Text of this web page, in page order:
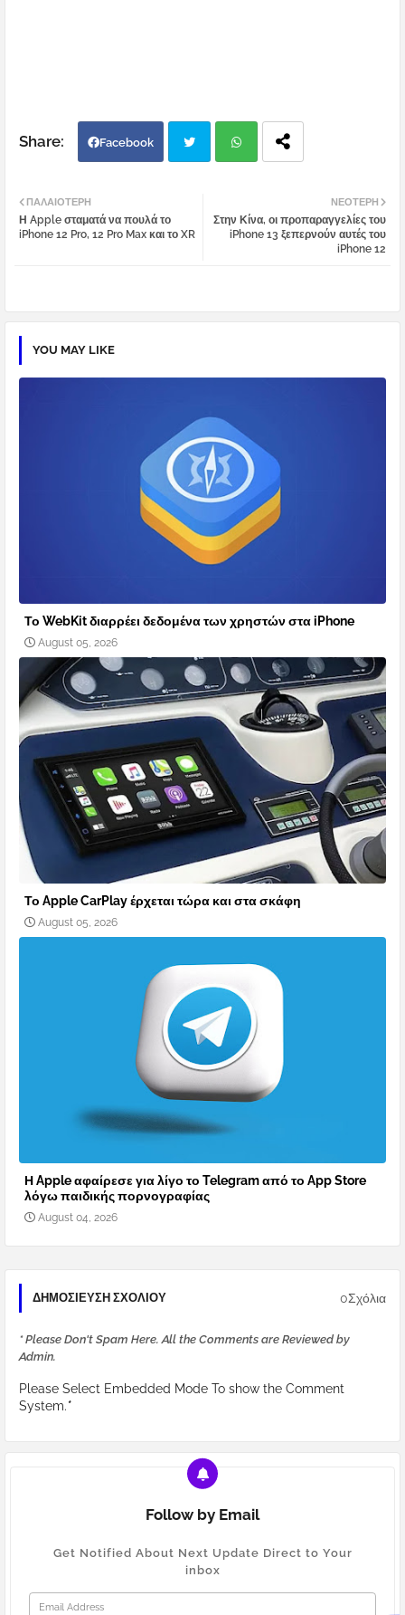
Facebook
atsa
ΝΕΌΤΕΡΗ
Στην Κίνα, οι προπαραγγελίες του
iPhone 13 ξεπερνούν αυτές του
iPhone 12
ΠΑΛΑΙΌΤΕΡΗ
Η Apple σταματά να πουλά το
iPhone 12 Pro, 12 Pro Max και το XR
YOU MAY LIKE
Το WebKit διαρρέει δεδομένα των χρηστών στα iPhone
August 05, 2026
Το Apple CarPlay έρχεται τώρα και στα σκάφη
August 05, 2026
Η Apple αφαίρεσε για λίγο το Telegram από το App Store
λόγω παιδικής πορνογραφίας
August 04, 2026
ΔΗΜΟΣΊΕΥΣΗ ΣΧΟΛΊΟΥ 0Σχόλια
* Please Don't Spam Here. All the Comments are Reviewed by
Admin.
Please Select Embedded Mode To show the Comment
System.*
Follow by Email
Get Notified About Next Update Direct to Your
inbox